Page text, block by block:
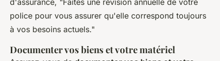
police pour vous assurer qu'elle correspond toujours
à vos besoins actuels."
Documenter vos biens et votre matériel